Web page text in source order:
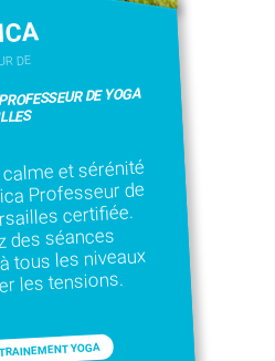
DE
DE YOGA
et sérénité
Professeur de
certifiée.
des séances
tous les niveaux
les tensions.
YOGA